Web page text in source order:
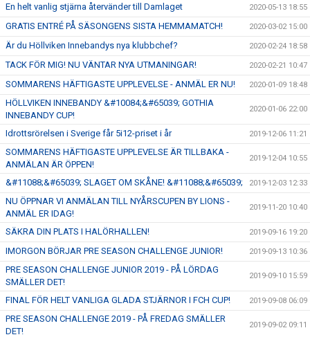
En helt vanlig stjärna återvänder till Damlaget 2020-05-13 18:55
GRATIS ENTRÉ PÅ SÄSONGENS SISTA HEMMAMATCH! 2020-03-02 15:00
Är du Höllviken Innebandys nya klubbchef? 2020-02-24 18:58
TACK FÖR MIG! NU VÄNTAR NYA UTMANINGAR! 2020-02-21 10:47
SOMMARENS HÄFTIGASTE UPPLEVELSE - ANMÄL ER NU! 2020-01-09 18:48
HÖLLVIKEN INNEBANDY &#10084;&#65039; GOTHIA
INNEBANDY CUP!
2020-01-06 22:00
Idrottsrörelsen i Sverige får 5i12-priset i år 2019-12-06 11:21
SOMMARENS HÄFTIGASTE UPPLEVELSE ÄR TILLBAKA -
ANMÄLAN ÄR ÖPPEN!
2019-12-04 10:55
&#11088;&#65039; SLAGET OM SKÅNE! &#11088;&#65039; 2019-12-03 12:33
NU ÖPPNAR VI ANMÄLAN TILL NYÅRSCUPEN BY LIONS -
ANMÄL ER IDAG!
2019-11-20 10:40
SÄKRA DIN PLATS I HALÖRHALLEN! 2019-09-16 19:20
IMORGON BÖRJAR PRE SEASON CHALLENGE JUNIOR! 2019-09-13 10:36
PRE SEASON CHALLENGE JUNIOR 2019 - PÅ LÖRDAG
SMÄLLER DET!
2019-09-10 15:59
FINAL FÖR HELT VANLIGA GLADA STJÄRNOR I FCH CUP! 2019-09-08 06:09
PRE SEASON CHALLENGE 2019 - PÅ FREDAG SMÄLLER
DET!
2019-09-02 09:11